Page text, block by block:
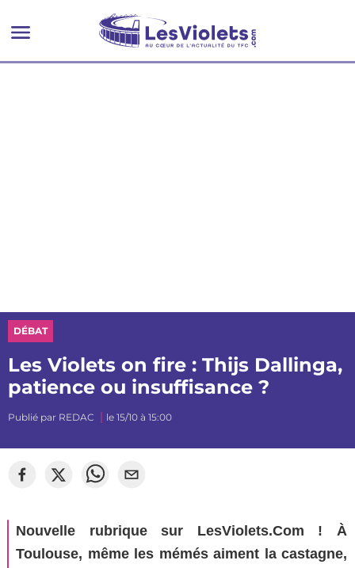
DÉBAT
Les Violets on fire : Thijs Dallinga,
patience ou insuffisance ?
Publié par REDAC le 15/10 à 15:00
Nouvelle rubrique sur LesViolets.Com ! À
Toulouse, même les mémés aiment la castagne,